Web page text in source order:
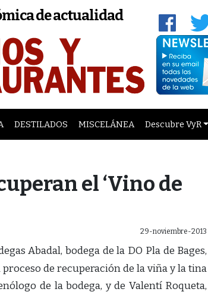
de actualidad
DESTILADOS MISCELÁNEA Descubre VyR
el ‘Vino de
29-noviembre-2013
Abadal, bodega de la DO Pla de Bages,
de recuperación de la viña y la tina
de la bodega, y de Valentí Roqueta,